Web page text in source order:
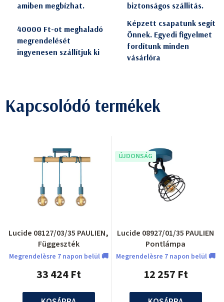
amiben megbízhat.
biztonságos szállitás.
40000 Ft-ot meghaladó
megrendelését
ingyenesen szállítjuk ki
Képzett csapatunk segít
Önnek. Egyedi figyelmet
fordítunk minden
vásárlóra
Kapcsolódó termékek
Lucide 08127/03/35 PAULIEN,
Függeszték
Megrendelèsre 7 napon belül 🚚
33 424 Ft
ÚJDONSÁG
Lucide 08927/01/35 PAULIEN
Pontlámpa
Megrendelèsre 7 napon belül 🚚
12 257 Ft